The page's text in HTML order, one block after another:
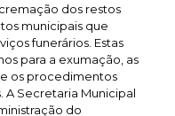
dos restos
municipais que
funerários. Estas
para a exumação, as
os procedimentos
A Secretaria Municipal
do